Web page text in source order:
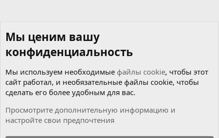
Мы ценим вашу
конфиденциальность
Мы используем необходимые файлы cookie, чтобы этот
сайт работал, и необязательные файлы cookie, чтобы
сделать его более удобным для вас.
Просмотрите дополнительную информацию и
настройте свои предпочтения